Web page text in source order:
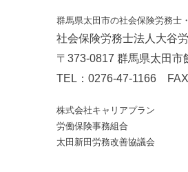
群馬県太田市の社会保険労務士
社会保険労務士法人大谷
〒373-0817 群馬県太田市
TEL： 0276-47-1166 FAX
株式会社キャリアプラン
労働保険事務組合
太田新田労務改善協議会